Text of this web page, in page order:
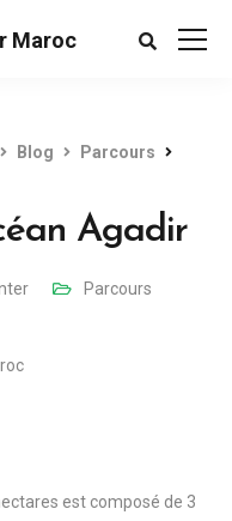
Blog
Parcours
Agadir
Parcours
est composé de 3